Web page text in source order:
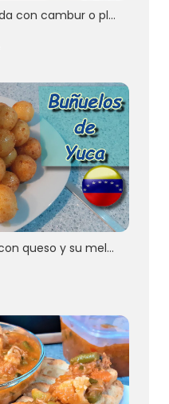
Torta marmoleada con cambur o plátano y chocolate
Buñuelos de Yuca con queso y su melao- RECETA VENEZOLANA - Receta de mi abuela